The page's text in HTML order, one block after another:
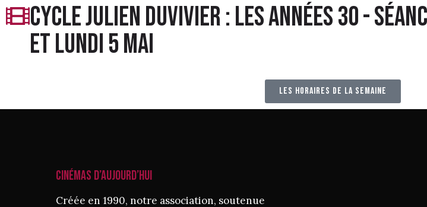
Cycle julien duvivier : les années 30 -
et lundi 5 mai
les horaires de la semaine
CINÉMAS D’AUJOURD’HUI
Créée en 1990, notre association, soutenue